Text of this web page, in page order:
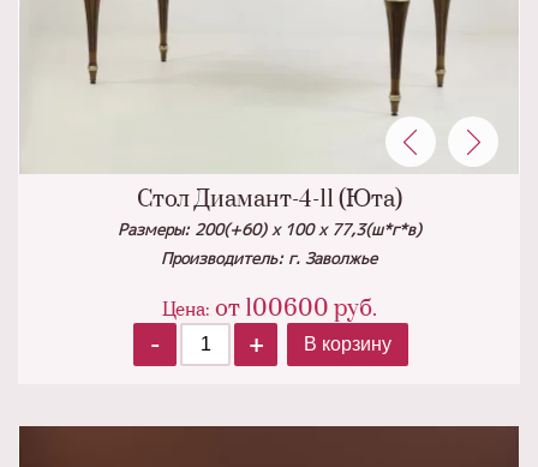
Стол Диамант-4-11 (Юта)
Размеры: 200(+60) x 100 x 77,3(ш*г*в)
Производитель: г. Заволжье
Цена: от 100600 руб.
-
+ В корзину